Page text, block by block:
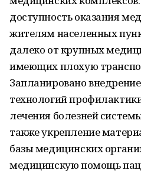
доступность оказания
жителям населенных
далеко от крупных
имеющих плохую
Запланировано
технологий
лечения болезней
также укрепление
базы медицинских
медицинскую помощь